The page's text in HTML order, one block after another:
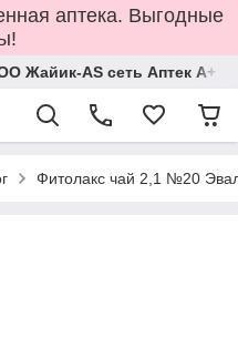
аптека. Выгодные
Жайик-AS сеть Аптек А+
Фитолакс чай 2,1 №20